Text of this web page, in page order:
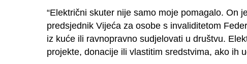
“Električni skuter nije samo moje pomagalo. On
predsjednik Vijeća za osobe s invaliditetom
iz kuće ili ravnopravno sudjelovati u društvu.
projekte, donacije ili vlastitim sredstvima, ako ih